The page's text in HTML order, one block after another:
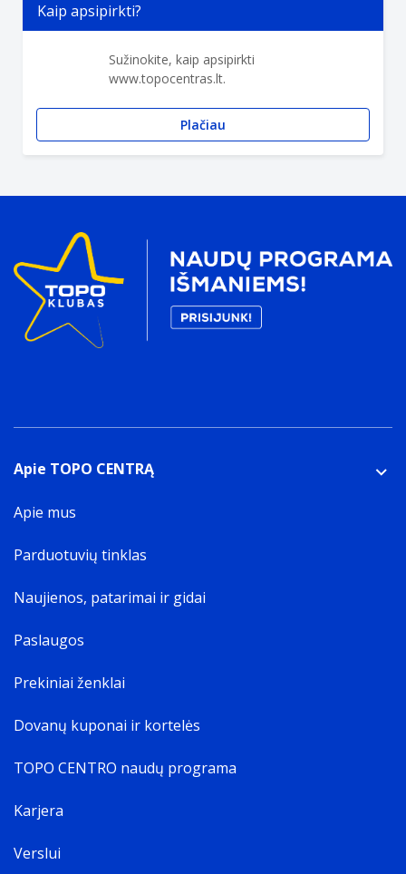
Kaip apsipirkti?
Sužinokite, kaip apsipirkti
www.topocentras.lt.
Plačiau
Apie TOPO CENTRĄ
Apie mus
Parduotuvių tinklas
Naujienos, patarimai ir gidai
Paslaugos
Prekiniai ženklai
Dovanų kuponai ir kortelės
TOPO CENTRO naudų programa
Karjera
Verslui